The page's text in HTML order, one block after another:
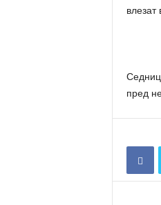
влезат
пред